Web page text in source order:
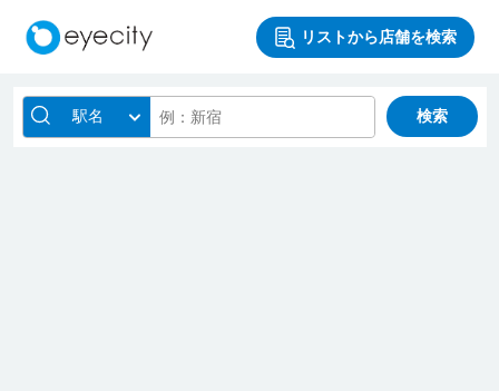
リストから店舗を検索
駅名 検索